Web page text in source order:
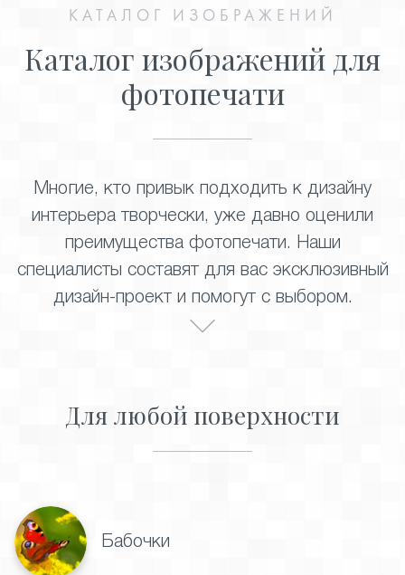
КАТАЛОГ ИЗОБРАЖЕНИЙ
Каталог изображений для
фотопечати
Многие, кто привык подходить к дизайну
интерьера творчески, уже давно оценили
преимущества фотопечати. Наши
специалисты составят для вас эксклюзивный
дизайн-проект и помогут с выбором.
Для любой поверхности
Бабочки